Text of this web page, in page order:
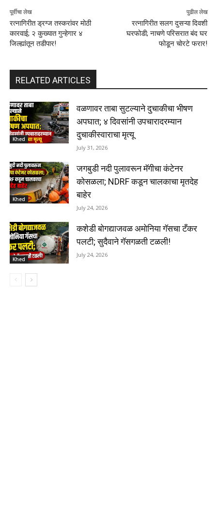
पूर्वीचा लेख
रत्नागिरीत ड्रग्ज तस्करांवर मोठी
कारवाई; २ कुख्यात गुन्हेगार ४
जिल्ह्यांतून तडीपार!
पुढील लेख
रत्नागिरीत सलग दुसऱ्या दिवशी
घरफोडी; नाचणे परिसरात बंद घर
फोडून चोरटे फरार!
RELATED ARTICLES
Khed
वळणावर ताबा सुटल्याने दुचाकीचा भीषण
अपघात; ४ दिवसांनी उपचारादरम्यान
दुचाकीस्वाराचा मृत्यू
July 31, 2026
Khed
जगबुडी नदी पुलावरून मॅगीचा कंटेनर
कोसळला; NDRF कडून चालकाचा मृतदेह
बाहेर
July 24, 2026
Khed
कशेडी बोगद्याजवळ अमोनिया गॅसचा टँकर
पलटी; सुदैवाने गॅसगळती टळली!
July 24, 2026